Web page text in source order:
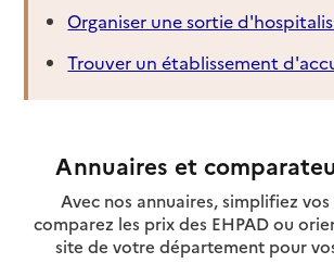
Organiser une sortie
Trouver un établissement
Annuaires et
Avec nos annuaires, simplifiez
comparez les prix des EHPAD ou
site de votre département pour